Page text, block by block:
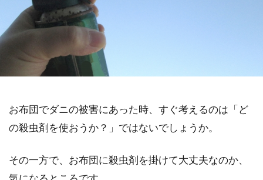
お布団でダニの被害にあった時、すぐ考えるのは「ど
の殺虫剤を使おうか？」ではないでしょうか。
その一方で、お布団に殺虫剤を掛けて大丈夫なのか、